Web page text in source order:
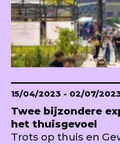
15/04/2023 - 02/07/
Twee bijzondere
het thuisgevoel
Trots op thuis en